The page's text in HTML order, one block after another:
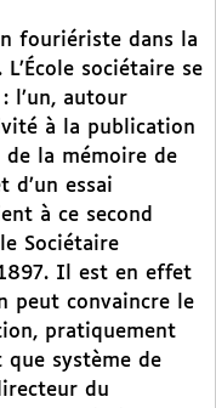
fouriériste dans la
sociétaire se
: l’un, autour
à la publication
la mémoire de
d’un essai
à ce second
Sociétaire
1897. Il est en effet
peut convaincre le
pratiquement
système de
du